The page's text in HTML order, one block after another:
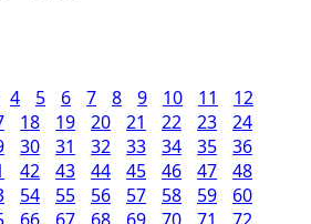
4 5 6 7 8 9 10 11
12
18 19 20 21 22 23
24
30 31 32 33 34 35
36
42 43 44 45 46 47
48
54 55 56 57 58 59
60